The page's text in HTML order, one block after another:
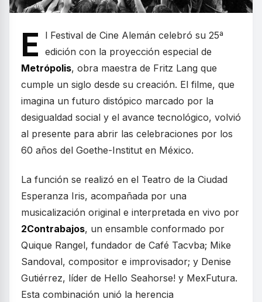
E
l Festival de Cine Alemán celebró su 25ª
edición con la proyección especial de
Metrópolis, obra maestra de Fritz Lang que
cumple un siglo desde su creación. El filme, que
imagina un futuro distópico marcado por la
desigualdad social y el avance tecnológico, volvió
al presente para abrir las celebraciones por los
60 años del Goethe-Institut en México.
La función se realizó en el Teatro de la Ciudad
Esperanza Iris, acompañada por una
musicalización original e interpretada en vivo por
2Contrabajos, un ensamble conformado por
Quique Rangel, fundador de Café Tacvba; Mike
Sandoval, compositor e improvisador; y Denise
Gutiérrez, líder de Hello Seahorse! y MexFutura.
Esta combinación unió la herencia